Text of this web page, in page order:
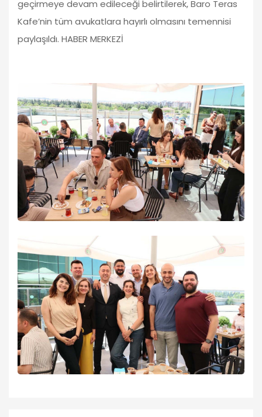
geçirmeye devam edileceği belirtilerek, Baro Teras
Kafe’nin tüm avukatlara hayırlı olmasını temennisi
paylaşıldı. HABER MERKEZİ